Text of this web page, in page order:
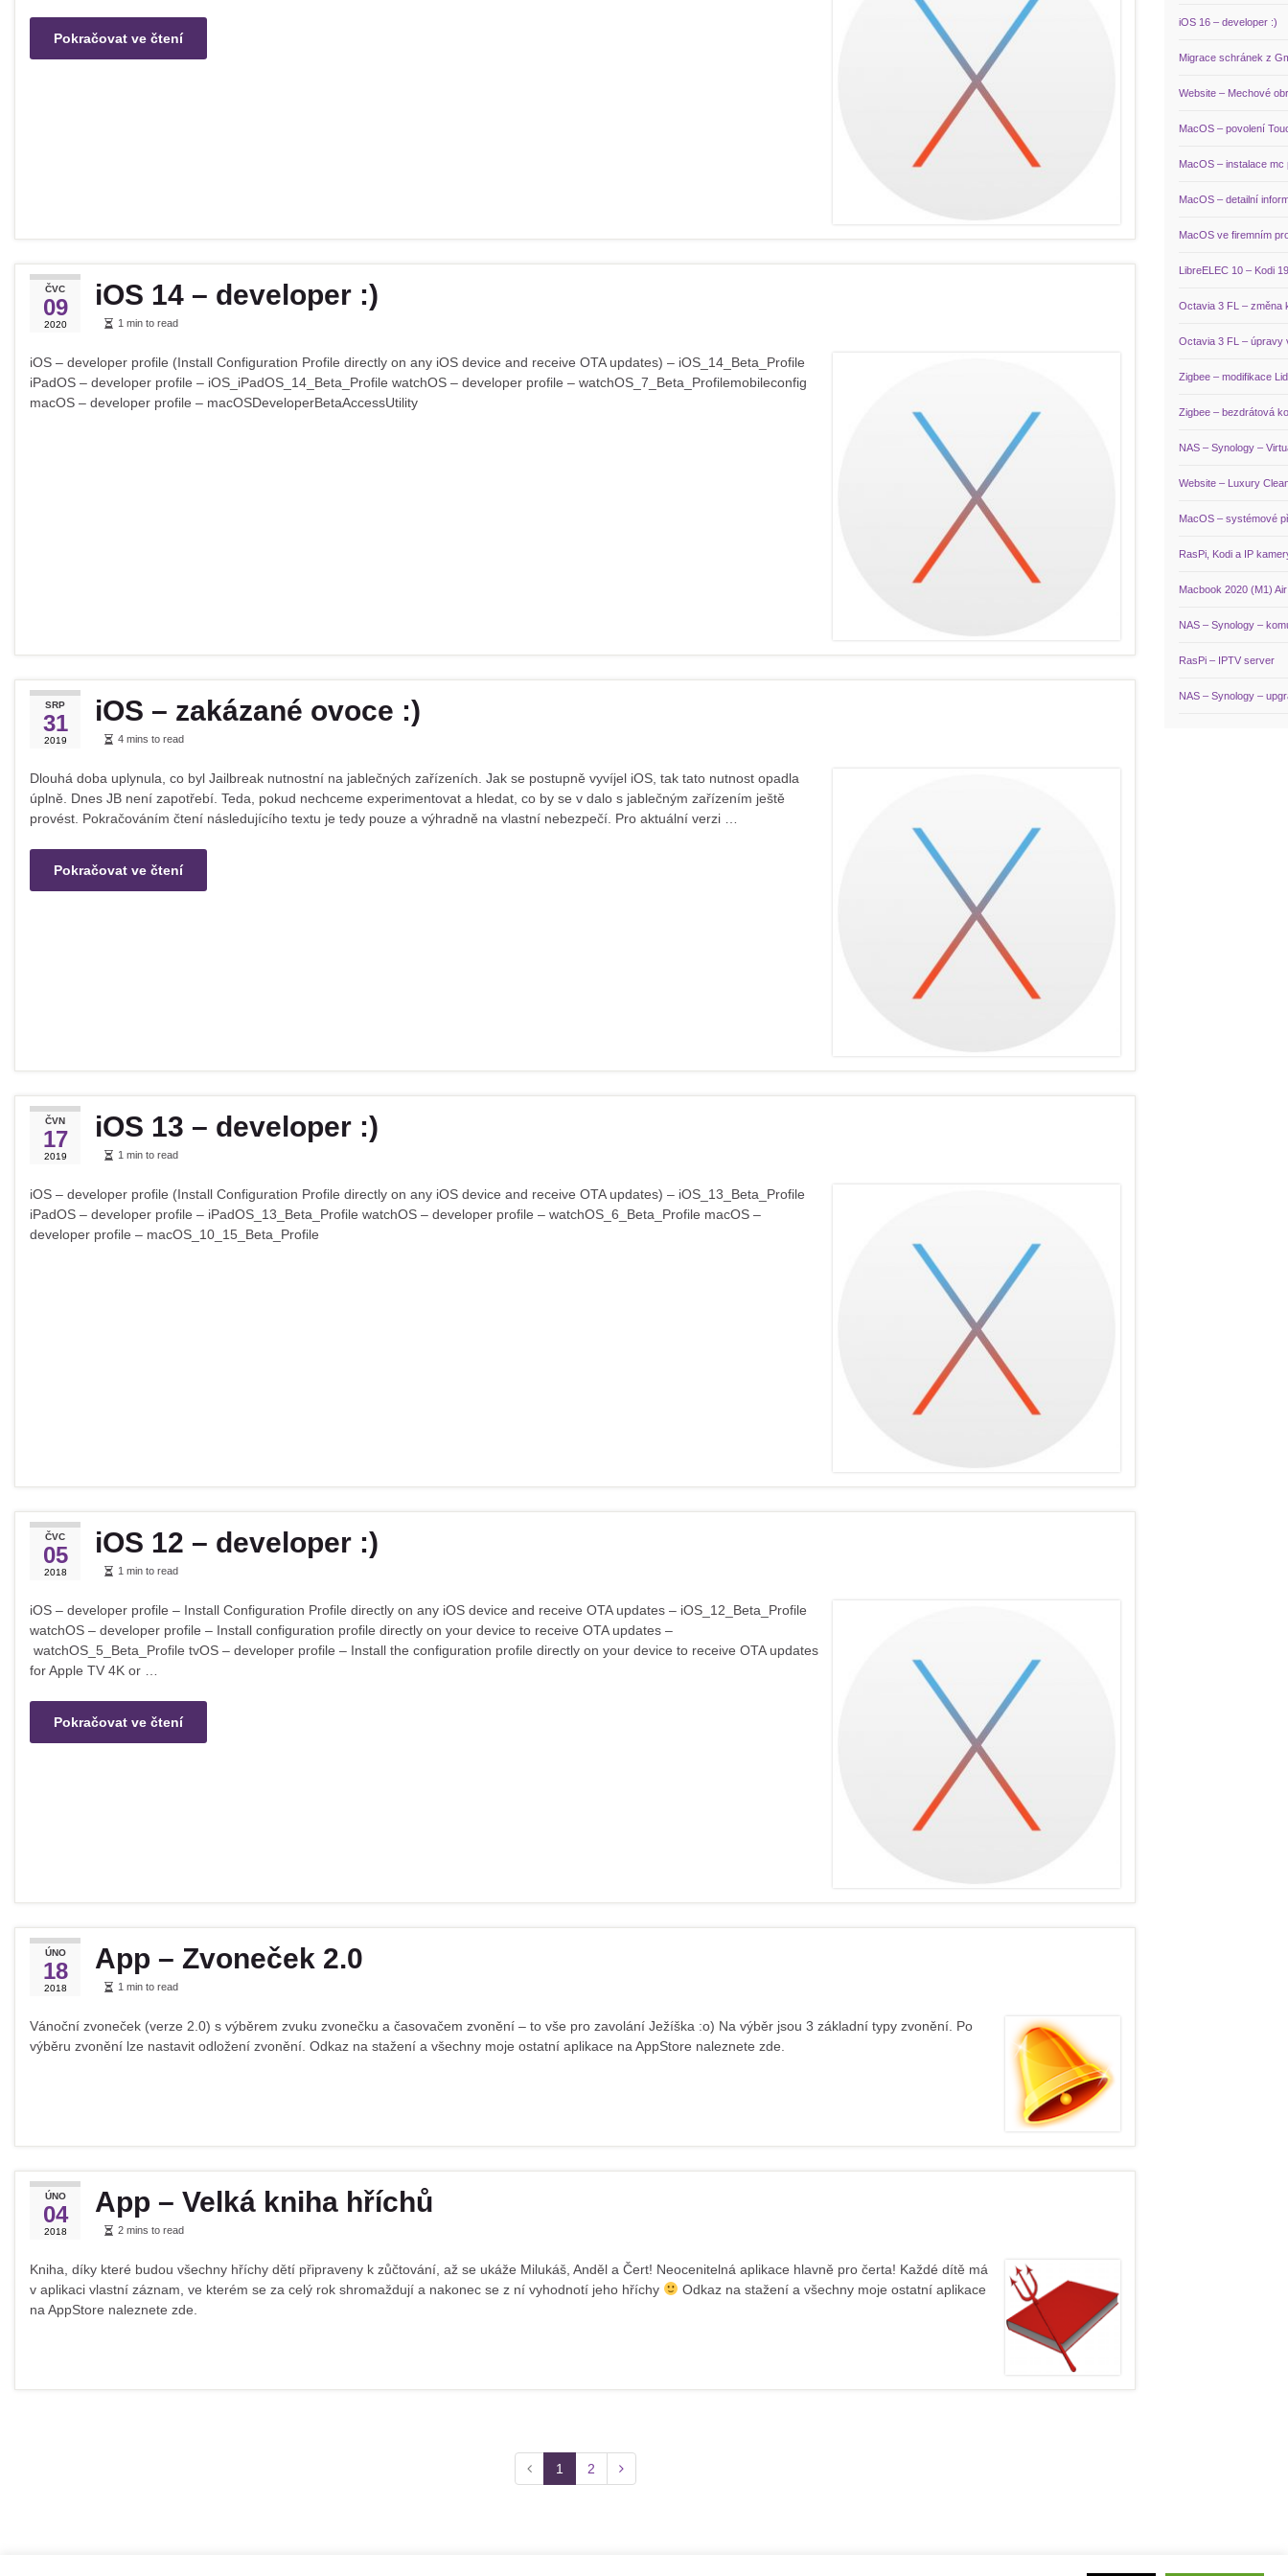
Pokračovat ve čtení
ČVC
09
2020
iOS 14 – developer :)
1 min to read
iOS – developer profile (Install Configuration Profile directly on any iOS device and receive OTA updates) – iOS_14_Beta_Profile
iPadOS – developer profile – iOS_iPadOS_14_Beta_Profile watchOS – developer profile – watchOS_7_Beta_Profilemobileconfig
macOS – developer profile – macOSDeveloperBetaAccessUtility
SRP
31
2019
iOS – zakázané ovoce :)
4 mins to read
Dlouhá doba uplynula, co byl Jailbreak nutnostní na jablečných zařízeních. Jak se postupně vyvíjel iOS, tak tato nutnost opadla
úplně. Dnes JB není zapotřebí. Teda, pokud nechceme experimentovat a hledat, co by se v dalo s jablečným zařízením ještě
provést. Pokračováním čtení následujícího textu je tedy pouze a výhradně na vlastní nebezpečí. Pro aktuální verzi …
Pokračovat ve čtení
ČVN
17
2019
iOS 13 – developer :)
1 min to read
iOS – developer profile (Install Configuration Profile directly on any iOS device and receive OTA updates) – iOS_13_Beta_Profile
iPadOS – developer profile – iPadOS_13_Beta_Profile watchOS – developer profile – watchOS_6_Beta_Profile macOS –
developer profile – macOS_10_15_Beta_Profile
ČVC
05
2018
iOS 12 – developer :)
1 min to read
iOS – developer profile – Install Configuration Profile directly on any iOS device and receive OTA updates – iOS_12_Beta_Profile
watchOS – developer profile – Install configuration profile directly on your device to receive OTA updates –
watchOS_5_Beta_Profile tvOS – developer profile – Install the configuration profile directly on your device to receive OTA updates
for Apple TV 4K or …
Pokračovat ve čtení
ÚNO
18
2018
App – Zvoneček 2.0
1 min to read
Vánoční zvoneček (verze 2.0) s výběrem zvuku zvonečku a časovačem zvonění – to vše pro zavolání Ježíška :o) Na výběr jsou 3 základní typy zvonění. Po
výběru zvonění lze nastavit odložení zvonění. Odkaz na stažení a všechny moje ostatní aplikace na AppStore naleznete zde.
ÚNO
04
2018
App – Velká kniha hříchů
2 mins to read
Kniha, díky které budou všechny hříchy dětí připraveny k zůčtování, až se ukáže Milukáš, Anděl a Čert! Neocenitelná aplikace hlavně pro čerta! Každé dítě má
v aplikaci vlastní záznam, ve kterém se za celý rok shromaždují a nakonec se z ní vyhodnotí jeho hříchy
Odkaz na stažení a všechny moje ostatní aplikace
na AppStore naleznete zde.
1 2
iOS 16 – developer :)
Migrace schránek z
Website – Mechové
MacOS – povolení
MacOS – instalace
MacOS – detailní
MacOS ve firemním
LibreELEC 10 – Kodi
Octavia 3 FL – změna
Octavia 3 FL – úpravy
Zigbee – modifikace
Zigbee – bezdrátová
NAS – Synology –
Website – Luxury
MacOS – systémové
RasPi, Kodi a IP
Macbook 2020 (M1)
NAS – Synology –
RasPi – IPTV server
NAS – Synology –